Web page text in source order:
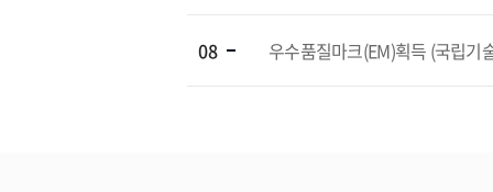
08 우수품질마크(EM)획득 (국립기